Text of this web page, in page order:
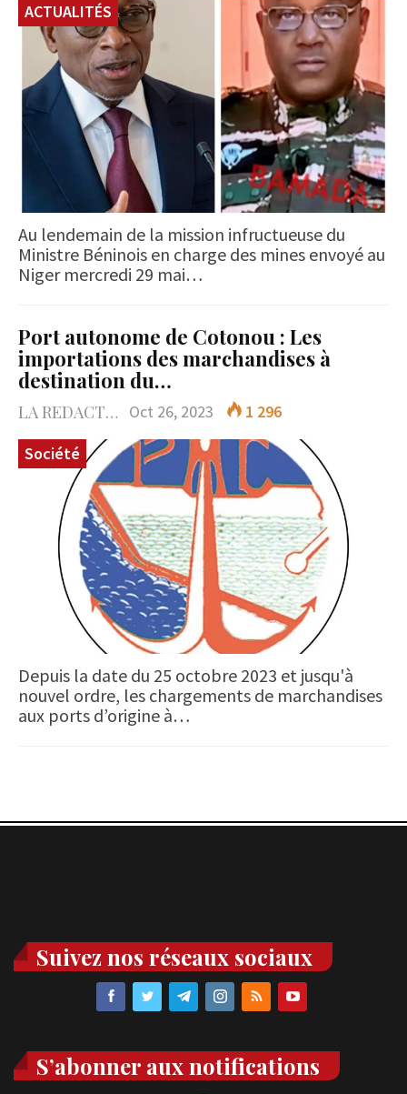
ACTUALITÉS
Au lendemain de la mission infructueuse du
Ministre Béninois en charge des mines envoyé au
Niger mercredi 29 mai…
Port autonome de Cotonou : Les
importations des marchandises à
destination du…
LA REDACTION Oct 26, 2023
1 296
Société
Depuis la date du 25 octobre 2023 et jusqu'à
nouvel ordre, les chargements de marchandises
aux ports d’origine à…
Suivez nos réseaux sociaux
S’abonner aux notifications